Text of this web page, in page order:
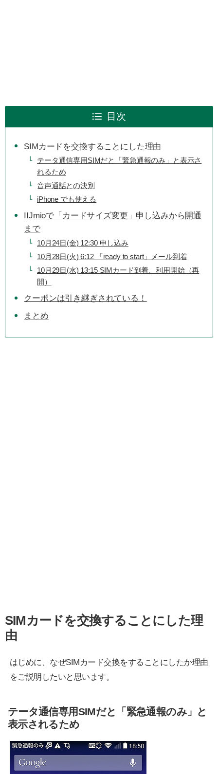
目次
SIMカードを交換することにした理由
テータ通信専用SIMだと「緊急通報のみ」と表示さ
れるため
音声通話との決別
iPhone でも使える
IIJmioで「カードサイズ変更」申し込みから開通
まで
10月24日(金) 12:30 申し込み
10月28日(火) 6:12 「ready to start」メール到着
10月29日(水) 13:15 SIMカード到着、利用開始（再
開）
クーポンは引き継ぎされている！
まとめ
SIMカードを交換することにした理
由
はじめに、なぜSIMカード交換をすることにしたか理由
をご説明したいと思います。
テータ通信専用SIMだと「緊急通報のみ」と
表示されるため